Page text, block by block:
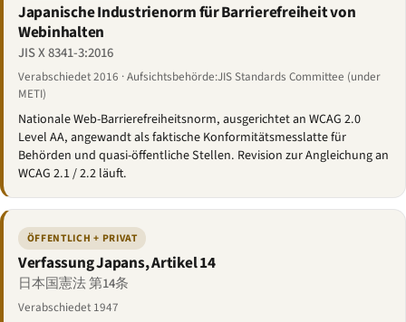
Japanische Industrienorm für Barrierefreiheit von
Webinhalten
JIS X 8341-3:2016
Verabschiedet 2016 · Aufsichtsbehörde:JIS Standards Committee (under
METI)
Nationale Web-Barrierefreiheitsnorm, ausgerichtet an WCAG 2.0
Level AA, angewandt als faktische Konformitätsmesslatte für
Behörden und quasi-öffentliche Stellen. Revision zur Angleichung an
WCAG 2.1 / 2.2 läuft.
ÖFFENTLICH + PRIVAT
Verfassung Japans, Artikel 14
日本国憲法 第14条
Verabschiedet 1947